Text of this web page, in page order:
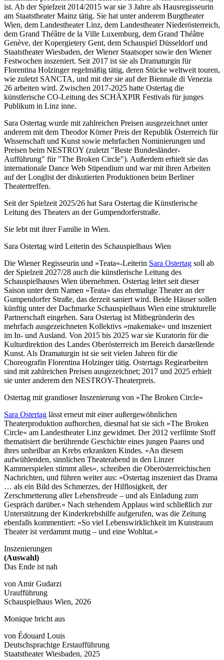
ist. Ab der Spielzeit 2014/2015 war sie 3 Jahre als Hausregisseurin
am Staatstheater Mainz tätig. Sie hat unter anderem Burgtheater
Wien, dem Landestheater Linz, dem Landestheater Niederösterreich,
dem Grand Théâtre de la Ville Luxemburg, dem Grand Théâtre
Genève, der Kopergietery Gent, dem Schauspiel Düsseldorf und
Staatstheater Wiesbaden, der Wiener Staatsoper sowie den Wiener
Festwochen inszeniert. Seit 2017 ist sie als Dramaturgin für
Florentina Holzinger regelmäßig tätig, deren Stücke weltweit touren,
wie zuletzt SANCTA, und mit der sie auf der Biennale di Venezia
26 arbeiten wird. Zwischen 2017-2025 hatte Ostertag die
künstlerische CO-Leitung des SCHÄXPIR Festivals für junges
Publikum in Linz inne.
Sara Ostertag wurde mit zahlreichen Preisen ausgezeichnet unter
anderem mit dem Theodor Körner Preis der Republik Österreich für
Wissenschaft und Kunst sowie mehrfachen Nominierungen und
Preisen beim NESTROY (zuletzt "Beste Bundesländer-
Aufführung" für "The Broken Circle"). Außerdem erhielt sie das
internationale Dance Web Stipendium und war mit ihren Arbeiten
auf der Longlist der diskutierten Produktionen beim Berliner
Theatertreffen.
Seit der Spielzeit 2025/26 hat Sara Ostertag die Künstlerische
Leitung des Theaters an der Gumpendorferstraße.
Sie lebt mit ihrer Familie in Wien.
Sara Ostertag wird Leiterin des Schauspielhaus Wien
Die Wiener Regisseurin und »Teata«-Leiterin Sara Ostertag soll ab
der Spielzeit 2027/28 auch die künstlerische Leitung des
Schauspielhauses Wien übernehmen. Ostertag leitet seit dieser
Saison unter dem Namen »Teata« das ehemalige Theater an der
Gumpendorfer Straße, das derzeit saniert wird. Beide Häuser sollen
künftig unter der Dachmarke Schauspielhaus Wien eine strukturelle
Partnerschaft eingehen. Sara Ostertag ist Mitbegründerin des
mehrfach ausgezeichneten Kollektivs »makemake« und inszeniert
im In- und Ausland. Von 2015 bis 2025 war sie Kuratorin für die
Kulturdirektion des Landes Oberösterreich im Bereich darstellende
Kunst. Als Dramaturgin ist sie seit vielen Jahren für die
Choreografin Florentina Holzinger tätig. Ostertags Regiearbeiten
sind mit zahlreichen Preisen ausgezeichnet; 2017 und 2025 erhielt
sie unter anderem den NESTROY-Theaterpreis.
Ostertag mit grandioser Inszenierung von »The Broken Circle«
Sara Ostertag lässt erneut mit einer außergewöhnlichen
Theaterproduktion aufhorchen, diesmal hat sie sich »The Broken
Circle« am Landestheater Linz gewidmet. Der 2012 verfilmte Stoff
thematisiert die berührende Geschichte eines jungen Paares und
ihres unheilbar an Krebs erkrankten Kindes. »An diesem
aufwühlenden, sinnlichen Theaterabend in den Linzer
Kammerspielen stimmt alles«, schreiben die Oberösterreichischen
Nachrichten, und führen weiter aus: »Ostertag inszeniert das Drama
… als ein Bild des Schmerzes, der Hilflosigkeit, der
Zerschmetterung aller Lebensfreude – und als Einladung zum
Gespräch darüber.« Nach stehendem Applaus wird schließlich zur
Unterstützung der Kinderkrebshilfe aufgerufen, was die Zeitung
ebenfalls kommentiert: »So viel Lebenswirklichkeit im Kunstraum
Theater ist verdammt mutig – und eine Wohltat.«
Inszenierungen
(Auswahl)
Das Ende ist nah
von Amir Gudarzi
Uraufführung
Schauspielhaus Wien, 2026
Monique bricht aus
von Édouard Louis
Deutschsprachige Erstaufführung
Staatstheater Wiesbaden, 2025